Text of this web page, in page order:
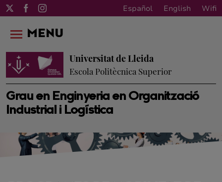
Español English Wifi
Grau en Enginyeria en Organització
Industrial i Logística
Universitat de Lleida
Escola Politècnica Superior
MENU